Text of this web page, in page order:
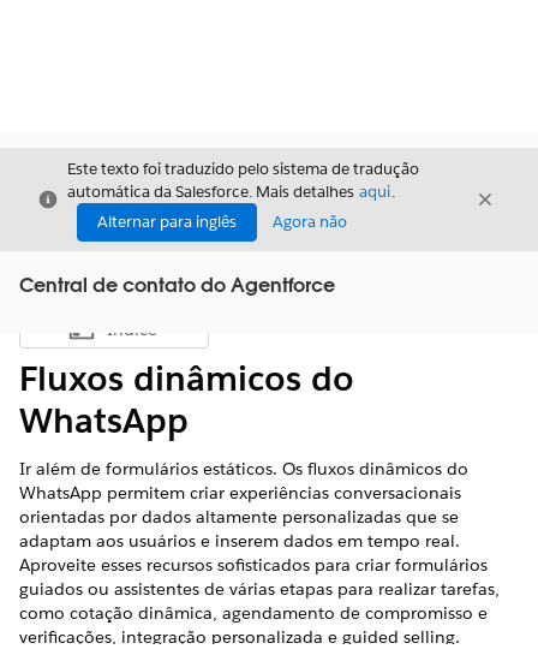
Fechar
Este texto foi traduzido pelo sistema de tradução
automática da Salesforce. Mais detalhes aqui.
Alternar para inglês
Agora não
Fechar
Central de contato do Agentforce
Mostrar índice
Índice
Fluxos dinâmicos do
WhatsApp
Ir além de formulários estáticos. Os fluxos dinâmicos do
WhatsApp permitem criar experiências conversacionais
orientadas por dados altamente personalizadas que se
adaptam aos usuários e inserem dados em tempo real.
Aproveite esses recursos sofisticados para criar formulários
guiados ou assistentes de várias etapas para realizar tarefas,
como cotação dinâmica, agendamento de compromisso e
verificações, integração personalizada e guided selling.